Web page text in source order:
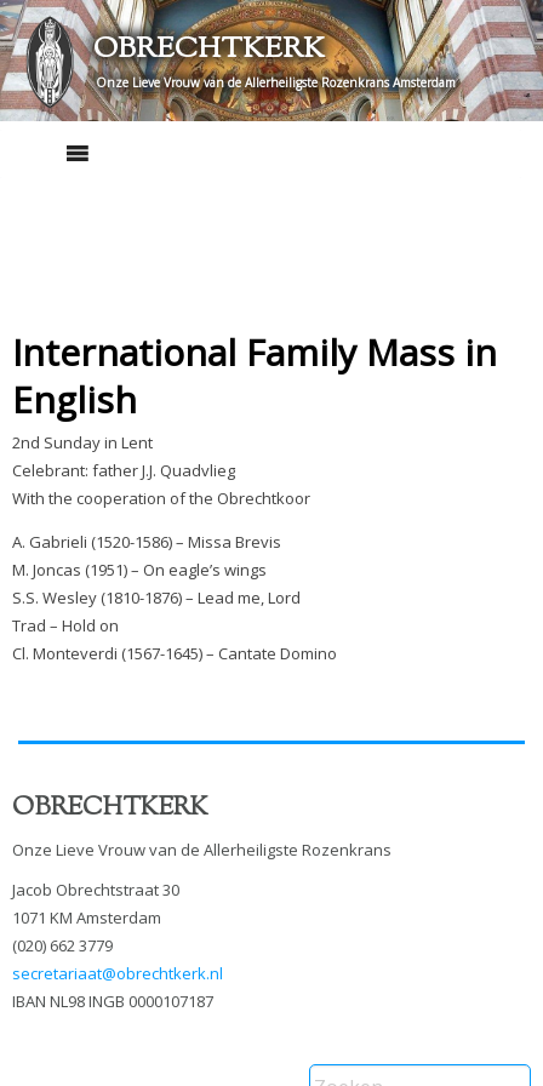
Skip
to
content
OBRECHTKERK
Onze Lieve Vrouw van de Allerheiligste Rozenkrans Amsterdam
International Family Mass in
English
2nd Sunday in Lent
Celebrant: father J.J. Quadvlieg
With the cooperation of the Obrechtkoor
A. Gabrieli (1520-1586) – Missa Brevis
M. Joncas (1951) – On eagle’s wings
S.S. Wesley (1810-1876) – Lead me, Lord
Trad – Hold on
Cl. Monteverdi (1567-1645) – Cantate Domino
OBRECHTKERK
Onze Lieve Vrouw van de Allerheiligste Rozenkrans
Jacob Obrechtstraat 30
1071 KM Amsterdam
(020) 662 3779
secretariaat@obrechtkerk.nl
IBAN NL98 INGB 0000107187
Zoeken